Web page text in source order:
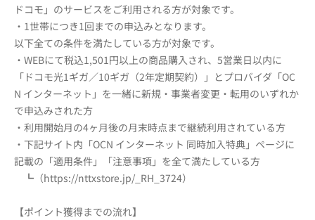
ドコモ」のサービスをご利用される方が対象です。
・1世帯につき1回までの申込みとなります。
以下全ての条件を満たしている方が対象です。
・WEBにて税込1,501円以上の商品購入され、5営業日以内に
「ドコモ光1ギガ／10ギガ（2年定期契約）」とプロバイダ「OC
N インターネット」を一緒に新規・事業者変更・転用のいずれか
で申込みされた方
・利用開始月の4ヶ月後の月末時点まで継続利用されている方
・下記サイト内「OCN インターネット 同時加入特典」ページに
記載の「適用条件」「注意事項」を全て満たしている方
┗（https://nttxstore.jp/_RH_3724）
【ポイント獲得までの流れ】